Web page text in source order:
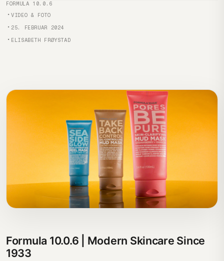
Kunde
FORMULA 10.0.6
Kategori
VIDEO & FOTO
Publisert
25. FEBRUAR 2024
Forfatter
ELISABETH FRØYSTAD
Formula 10.0.6 | Modern Skincare Since
1933